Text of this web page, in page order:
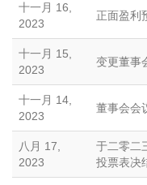
十一月 16,
2023
正面盈利
十一月 15,
2023
变更董事
十一月 14,
2023
董事会会
八月 17,
2023
于二零二
投票表决